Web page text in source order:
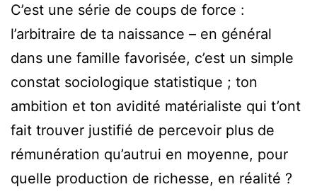
C’est une série de coups de force :
l’arbitraire de ta naissance – en général
dans une famille favorisée, c’est un simple
constat sociologique statistique ; ton
ambition et ton avidité matérialiste qui t’ont
fait trouver justifié de percevoir plus de
rémunération qu’autrui en moyenne, pour
quelle production de richesse, en réalité ?